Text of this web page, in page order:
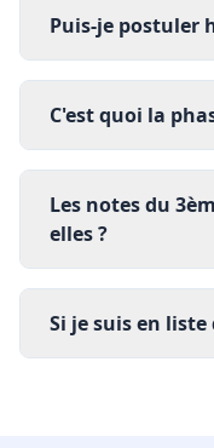
Puis-je postuler
C'est quoi la
Les notes du
elles ?
Si je suis en